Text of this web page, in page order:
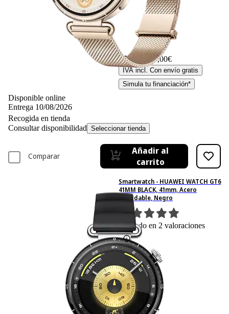
299,– €299,00€
IVA incl. Con envío gratis
Simula tu financiación*
Disponible online
Entrega 10/08/2026
Recogida en tienda
Consultar disponibilidad Seleccionar tienda
Comparar
Añadir al
carrito
Smartwatch - HUAWEI WATCH GT6
41MM BLACK, 41mm, Acero
inoxidable, Negro
2Basado en 2 valoraciones